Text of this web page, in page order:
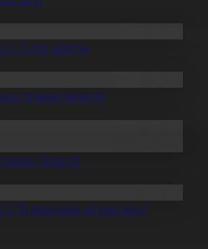
1,5 есе артты
тізімін бекітті
бекітті
170 мыңнан астам жол